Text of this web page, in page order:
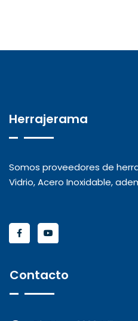
Herrajerama
Somos proveedores de
Vidrio, Acero Inoxidable,
Contacto